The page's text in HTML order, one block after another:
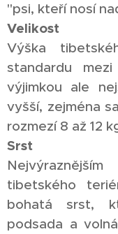
"psi, kteří nosí
Velikost
Výška
standardu
výjimkou ale
vyšší, zejména
rozmezí 8 až 12
Srst
tibetského
bohatá srst,
podsada a